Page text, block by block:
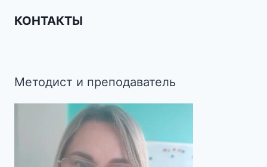
КОНТАКТЫ
Методист и преподаватель